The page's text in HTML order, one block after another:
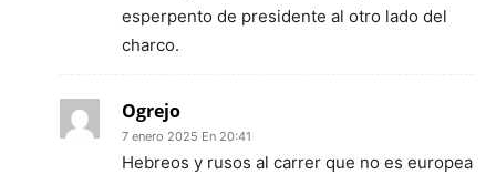
esperpento de presidente al otro lado del
charco.
Ogrejo
7 enero 2025 En 20:41
Hebreos y rusos al carrer que no es europea